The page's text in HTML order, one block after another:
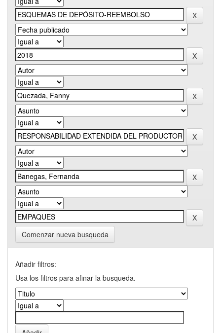
Comenzar nueva busqueda
Añadir filtros:
Usa los filtros para afinar la busqueda.